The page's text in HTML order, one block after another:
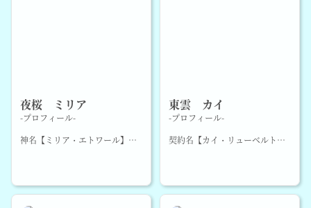
夜桜 ミリア
-プロフィール-
神名【ミリア・エトワール】
年齢：16～18
身長:155～160㎝
東雲 カイ
-プロフィール-
契約名【カイ・リューベルト】
身長:165～167㎝
種族：鬼神(死神)